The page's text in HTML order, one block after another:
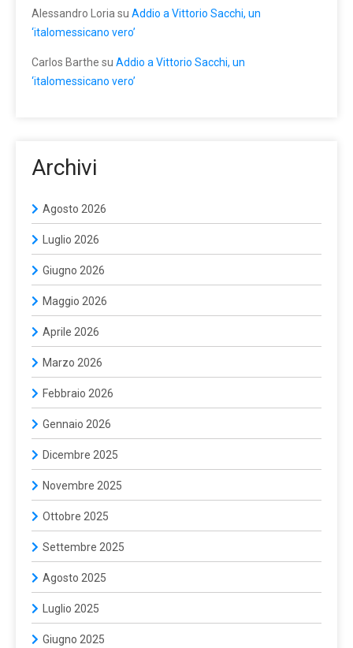
Alessandro Loria su Addio a Vittorio Sacchi, un
‘italomessicano vero’
Carlos Barthe su Addio a Vittorio Sacchi, un
‘italomessicano vero’
Archivi
Agosto 2026
Luglio 2026
Giugno 2026
Maggio 2026
Aprile 2026
Marzo 2026
Febbraio 2026
Gennaio 2026
Dicembre 2025
Novembre 2025
Ottobre 2025
Settembre 2025
Agosto 2025
Luglio 2025
Giugno 2025